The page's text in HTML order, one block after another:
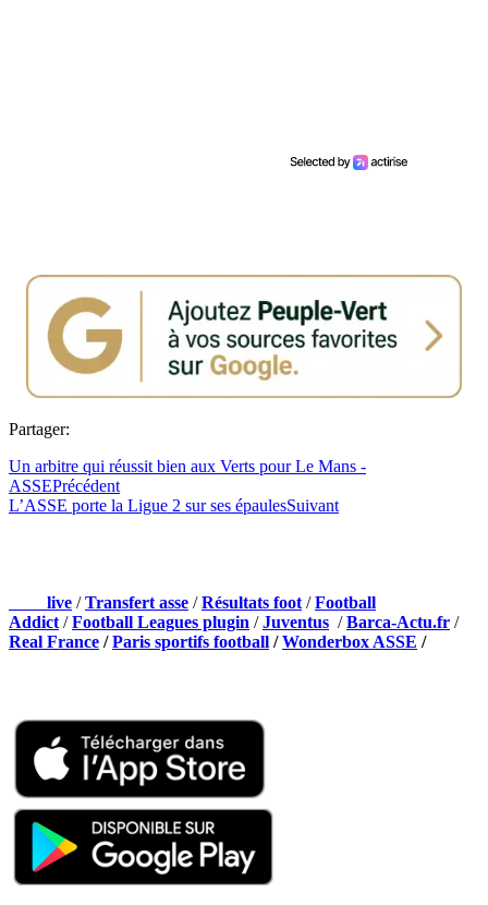
Partager:
Un arbitre qui réussit bien aux Verts pour Le Mans -
ASSEPrécédent
L’ASSE porte la Ligue 2 sur ses épaulesSuivant
live /Transfert asse /Résultats foot /Football
Addict /Football Leagues plugin /Juventus /Barca-Actu.fr /
Real France /Paris sportifs football /Wonderbox ASSE /